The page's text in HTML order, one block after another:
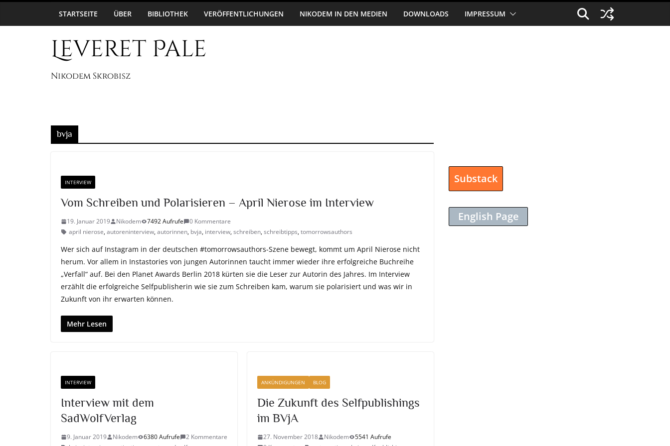
7. August 2026
Leveret Pale
Nikodem Skrobisz
STARTSEITE ÜBER BIBLIOTHEK VERÖFFENTLICHUNGEN NIKODEM IN DEN MEDIEN DOWNLOADS IMPRESSUM
bvja
INTERVIEW
Vom Schreiben und Polarisieren – April Nierose im Interview
19. Januar 2019 Nikodem 7492 Aufrufe
0 Kommentare
april nierose,autoreninterview,autorinnen, bvja, interview,schreiben,schreibtipps,tomorrowsauthors
Wer sich auf Instagram in der deutschen #tomorrowsauthors-Szene bewegt, kommt um April Nierose nicht
herum. Vor allem in Instastories von jungen Autorinnen taucht immer wieder ihre erfolgreiche Buchreihe
„Verfall“ auf. Bei den Planet Awards Berlin 2018 kürten sie die Leser zur Autorin des Jahres. Im Interview
erzählt die erfolgreiche Selfpublisherin wie sie zum Schreiben kam, warum sie polarisiert und was wir in
Zukunft von ihr erwarten können.
Mehr Lesen
INTERVIEW
Interview mit dem
SadWolfVerlag
9. Januar 2019 Nikodem 6380 Aufrufe
2 Kommentare
ANKÜNDIGUNGEN BLOG
Die Zukunft des Selfpublishings
im BVjA
27. November 2018 Nikodem
5541 Aufrufe
Substack
English Page